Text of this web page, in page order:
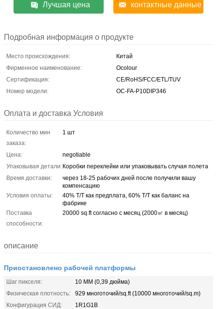
Лучшая цена контактные данные
Подробная информация о продукте
Место происхождения:
Китай
Фирменное наименование:
Ocolour
Сертификация:
CE/RoHS/FCC/ETL/TUV
Номер модели:
OC-FA-P10DIP346
Оплата и доставка Условия
Количество мин
заказа:
1 шт
Цена:
negotiable
Упаковывая детали: Коробки переклейки или упаковывать случая полета
Время доставки:
через 18-25 рабочих дней после получили вашу
компенсацию
Условия оплаты:
40% T/T как предплата, 60% T/T как баланс на
фабрике
Поставка
способности:
20000 sq.ft согласно с месяц (2000㎡ в месяц)
описание
Приостановлено рабочей платформы
Шаг пикселя:
10 MM (0,39 дюйма)
Физическая плотность:
929 многоточий/sq.ft (10000 многоточий/sq.m)
Конфигурация СИД:
1R1G1B